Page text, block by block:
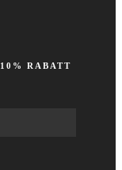
10% RABATT